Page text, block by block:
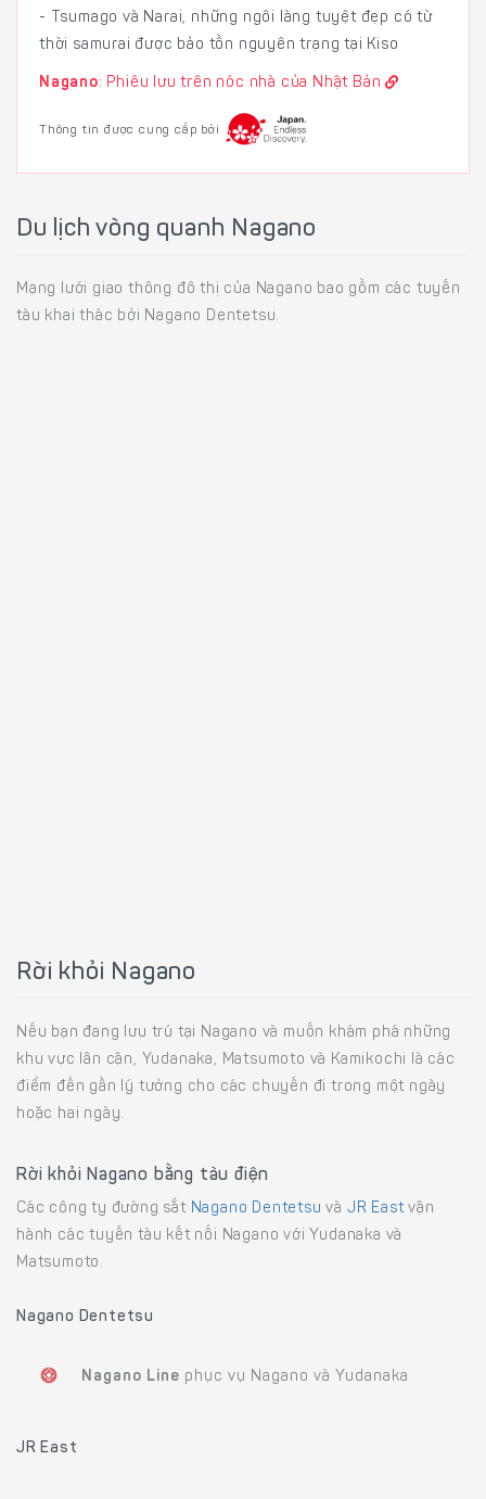
- Tsumago và Narai, những ngôi làng tuyệt đẹp có từ
thời samurai được bảo tồn nguyên trạng tại Kiso
Nagano: Phiêu lưu trên nóc nhà của Nhật Bản
Thông tin được cung cấp bởi
Du lịch vòng quanh Nagano
Mạng lưới giao thông đô thị của Nagano bao gồm các tuyến
tàu khai thác bởi Nagano Dentetsu.
Rời khỏi Nagano
Nếu bạn đang lưu trú tại Nagano và muốn khám phá những
khu vực lân cận, Yudanaka, Matsumoto và Kamikochi là các
điểm đến gần lý tưởng cho các chuyến đi trong một ngày
hoặc hai ngày.
Rời khỏi Nagano bằng tàu điện
Các công ty đường sắt Nagano Dentetsu và JR Eastvận
hành các tuyến tàu kết nối Nagano với Yudanaka và
Matsumoto.
Nagano Dentetsu
Nagano Line phục vụ Nagano và Yudanaka
JR East